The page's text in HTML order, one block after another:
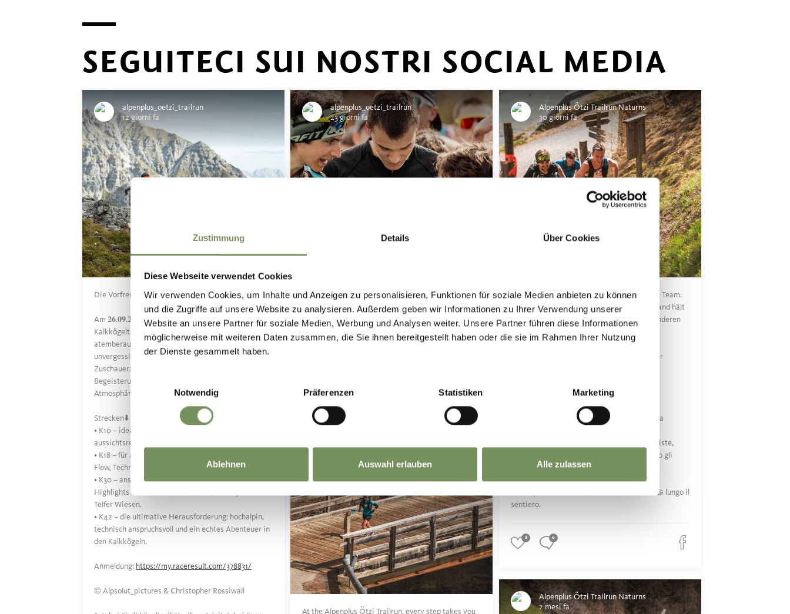
Zustimmung Details Über Cookies
Diese Webseite verwendet Cookies
Wir verwenden Cookies, um Inhalte und Anzeigen zu personalisieren, Funktionen für soziale Medien anbieten zu können
und die Zugriffe auf unsere Website zu analysieren. Außerdem geben wir Informationen zu Ihrer Verwendung unserer
Website an unsere Partner für soziale Medien, Werbung und Analysen weiter. Unsere Partner führen diese Informationen
möglicherweise mit weiteren Daten zusammen, die Sie ihnen bereitgestellt haben oder die sie im Rahmen Ihrer Nutzung
der Dienste gesammelt haben.
Einwilligungsauswahl
Notwendig
Präferenzen Statistiken Marketing
Ablehnen Auswahl erlauben Alle zulassen
SEGUITECI SUI NOSTRI SOCIAL MEDIA
alpenplus_oetzi_trailrun
12 giorni fa
Die Vorfreude auf den Kalkkögeltrail 2026 steigt 🔥
Am 𝟐𝟔.𝟎𝟗.𝟐𝟎𝟐𝟔 ist es wieder so weit: Der
Kalkkögeltrail geht an den Start. Euch erwarten
atemberaubende, anspruchsvolle Strecken – und eine
unvergessliche Stimmung, getragen von
Zuschauer:innen, Helfer:innen und echter Trailrun-
Begeisterung. Sei dabei und erlebe diese besondere
Atmosphäre in Telfes!
Strecken⬇️
• K10 – ideal für Rookies und Morgenläufer:
aussichtsreiche Trails und sanfte Anstiege.
• K18 – für alle, die längere Distanzen lieben und auf
Flow, Technik und Natur pur stehen.
• K30 – anspruchsvoll und abwechslungsreich, mit
Highlights wie Panoramasee, Saile, Nederjoch und
Telfer Wiesen.
• K42 – die ultimative Herausforderung: hochalpin,
technisch anspruchsvoll und ein echtes Abenteuer in
den Kalkkögeln.
Anmeldung: https://my.raceresult.com/378831/
©️ Alpsolut_pictures & Christopher Rossiwall
alpenplus_oetzi_trailrun
23 giorni fa
Before the first step, there’s the mindset. 💬🔥
Pushing each other. Lifting the energy.
Alpenplus Ötzi Trailrun Naturns
30 giorni fa
Irgendwo auf dem Trail werden wir zu einem Team.
Bei den Anstiegen zieht jemand voraus, jemand hält
durch, jemand dreht sich um, um nach den anderen
Ein paar Worte, ein Nicken, ein gemeinsamer
Da qualche parte sul sentiero diventiamo una
Nelle salite qualcuno va avanti, qualcuno resiste,
qualcuno si volta per controllare come stanno gli
Poche parole, un cenno, un ritmo condiviso 🤝 lungo il
sentiero.
8 0
alpenplus_oetzi_trailrun
At the Alpenplus Ötzi Trailrun, every step takes you
Alpenplus Ötzi Trailrun Naturns
2 mesi fa